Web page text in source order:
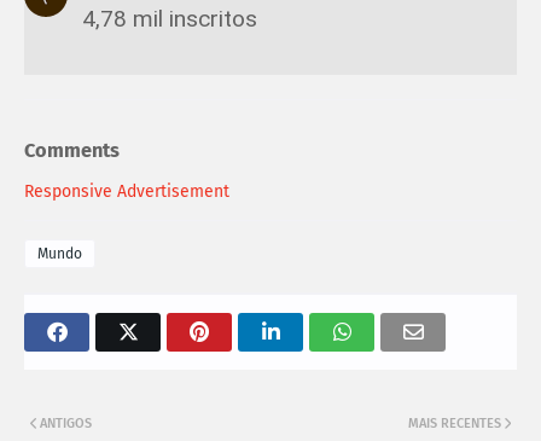
4,78 mil inscritos
Comments
Responsive Advertisement
Mundo
MAIS RECENTES
ANTIGOS